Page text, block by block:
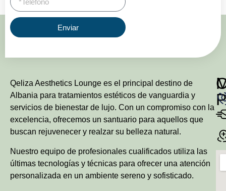
Enviar
Qeliza Aesthetics Lounge es el principal destino de
Albania para tratamientos estéticos de vanguardia y
servicios de bienestar de lujo. Con un compromiso con la
excelencia, ofrecemos un santuario para aquellos que
buscan rejuvenecer y realzar su belleza natural.
Nuestro equipo de profesionales cualificados utiliza las
últimas tecnologías y técnicas para ofrecer una atención
personalizada en un ambiente sereno y sofisticado.